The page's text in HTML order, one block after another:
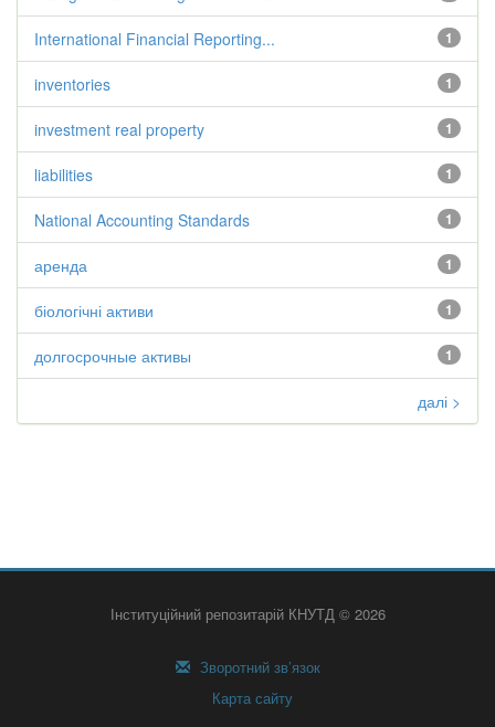
1
International Financial Reporting...
1
inventories
1
investment real property
1
liabilities
1
National Accounting Standards
1
аренда
1
біологічні активи
1
долгосрочные активы
далі >
Інституційний репозитарій КНУТД © 2026
Зворотний зв’язок
Карта сайту